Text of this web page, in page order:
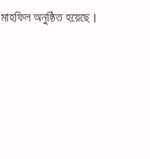
অনুষ্ঠিত হয়েছে।